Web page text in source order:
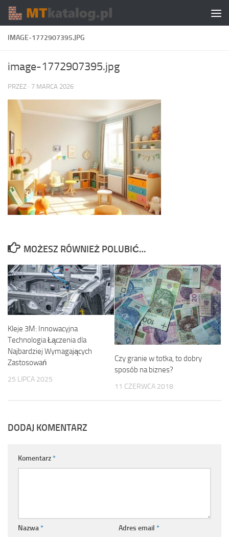
Skip to content
IMAGE-1772907395.JPG
image-1772907395.jpg
PRZEZ · 7 MARCA 2026
MOŻESZ RÓWNIEŻ POLUBIĆ…
Kleje 3M: Innowacyjna
Technologia Łączenia dla
Najbardziej Wymagających
Zastosowań
25 LIPCA 2025
Czy granie w totka, to dobry
sposób na biznes?
11 CZERWCA 2018
DODAJ KOMENTARZ
Komentarz*
Nazwa* Adres email *